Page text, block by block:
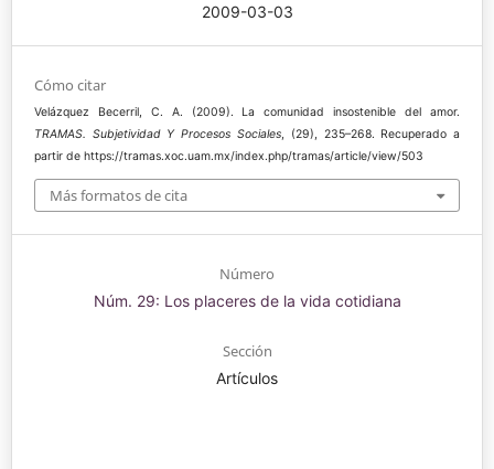
2009-03-03
Cómo citar
Velázquez Becerril, C. A. (2009). La comunidad insostenible del amor.
TRAMAS. Subjetividad Y Procesos Sociales, (29), 235–268. Recuperado a
partir de https://tramas.xoc.uam.mx/index.php/tramas/article/view/503
Más formatos de cita
Número
Núm. 29: Los placeres de la vida cotidiana
Sección
Artículos